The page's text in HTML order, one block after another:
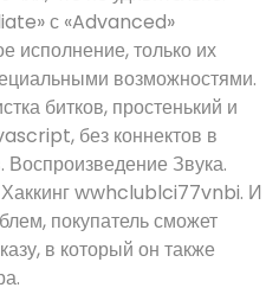
с «Advanced»
исполнение, только их
возможностями.
битков, простенький и
без коннектов в
Воспроизведение Звука.
Хаккинг wwhclublci77vnbi. И
покупатель сможет
в который он также